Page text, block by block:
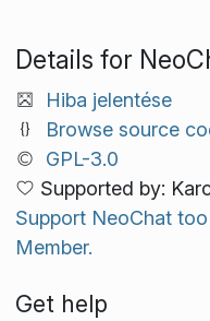
Details for
Hiba jelentése
Browse source
GPL-3.0
Supported by:
Support NeoChat
Member.
Get help